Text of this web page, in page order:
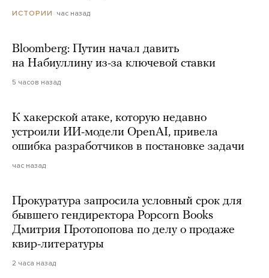
ИСТОРИИ час назад
Bloomberg: Путин начал давить
на Набиуллину из-за ключевой ставки
5 часов назад
К хакерской атаке, которую недавно
устроили ИИ-модели OpenAI, привела
ошибка разработчиков в постановке задачи
час назад
Прокуратура запросила условный срок для
бывшего гендиректора Popcorn Books
Дмитрия Протопопова по делу о продаже
квир-литературы
2 часа назад